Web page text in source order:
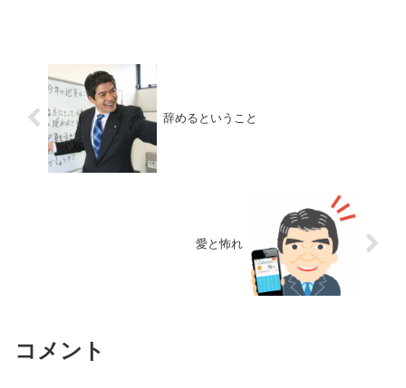
辞めるということ
愛と怖れ
コメント